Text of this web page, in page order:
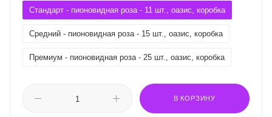
Стандарт - пионовидная роза - 11 шт., оазис, коробка
Средний - пионовидная роза - 15 шт., оазис, коробка
Премиум - пионовидная роза - 25 шт., оазис, коробка
В КОРЗИНУ